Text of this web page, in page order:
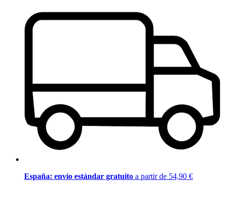
España: envío estándar gratuito a partir de 54,90 €